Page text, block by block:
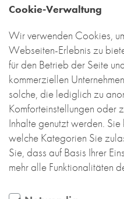
PRIVATKUNDEN
ÜBER UNS
BLOG
Backstein-Kontor
Handel- und
GmbH
T+49 221 888
info@backstein-
Öffnungszeiten
Mo – Do 8 – 17
Cookie-Verwaltung
Wir verwenden Cookies,
Webseiten-Erlebnis zu
für den Betrieb der Seite
kommerziellen
solche, die lediglich zu
Komforteinstellungen oder
Inhalte genutzt werden.
welche Kategorien Sie
Sie, dass auf Basis Ihrer
mehr alle Funktionalitäten